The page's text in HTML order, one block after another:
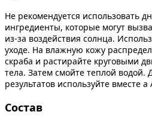
Не рекомендуется использовать
ингредиенты, которые могут
из-за воздействия солнца.
уходе. На влажную кожу
скраба и растирайте круговыми
тела. Затем смойте теплой водой.
результатов используйте вместе а
Состав